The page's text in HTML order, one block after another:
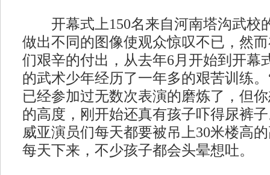
开幕式上150名来自河南塔沟武校
做出不同的图像使观众惊叹不已，然
们艰辛的付出，从去年6月开始到开幕
的武术少年经历了一年多的艰苦训练
已经参加过无数次表演的磨炼了，但
的高度，刚开始还真有孩子吓得尿裤
威亚演员们每天都要被吊上30米楼高
每天下来，不少孩子都会头晕想吐。